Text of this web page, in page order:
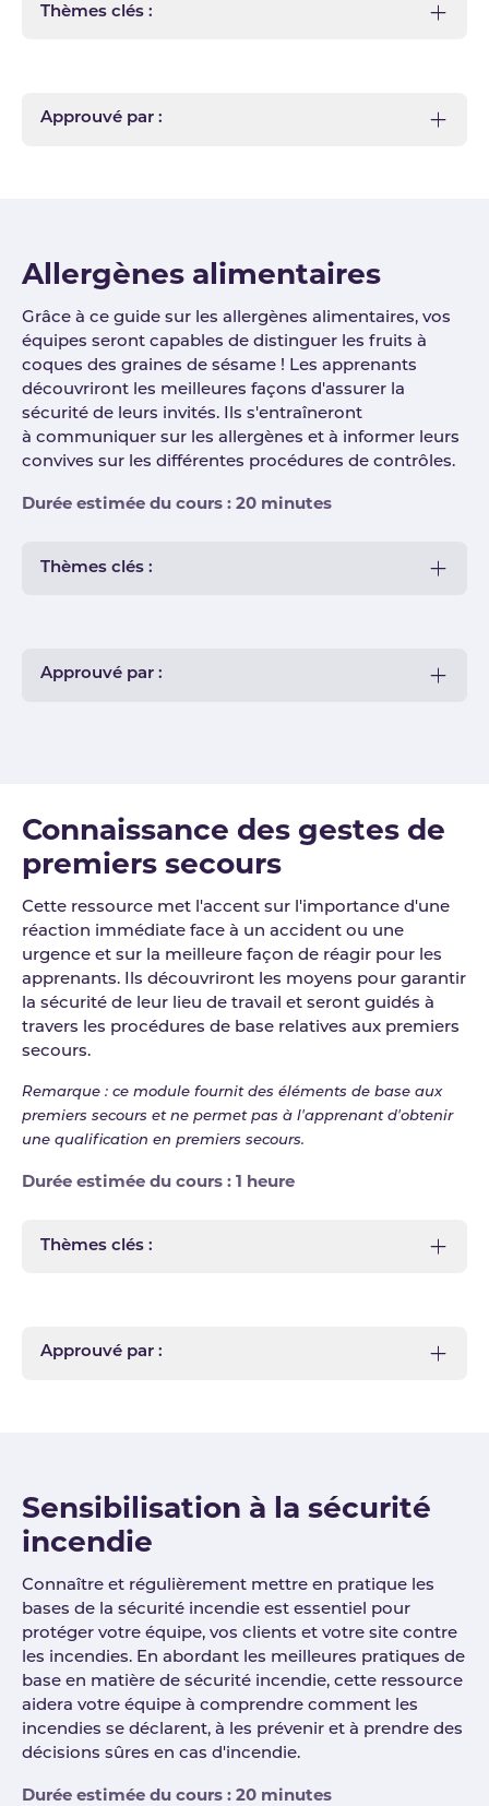
Thèmes clés :
Approuvé par :
Allergènes alimentaires
Grâce à ce guide sur les allergènes alimentaires, vos
équipes seront capables de distinguer les fruits à
coques des graines de sésame ! Les apprenants
découvriront les meilleures façons d'assurer la
sécurité de leurs invités. Ils s'entraîneront
à communiquer sur les allergènes et à informer leurs
convives sur les différentes procédures de contrôles.
Durée estimée du cours : 20 minutes
Thèmes clés :
Approuvé par :
Connaissance des gestes de
premiers secours
Cette ressource met l'accent sur l'importance d'une
réaction immédiate face à un accident ou une
urgence et sur la meilleure façon de réagir pour les
apprenants. Ils découvriront les moyens pour garantir
la sécurité de leur lieu de travail et seront guidés à
travers les procédures de base relatives aux premiers
secours.
Remarque : ce module fournit des éléments de base aux
premiers secours et ne permet pas à l'apprenant d'obtenir
une qualification en premiers secours.
Durée estimée du cours : 1 heure
Thèmes clés :
Approuvé par :
Sensibilisation à la sécurité
incendie
Connaître et régulièrement mettre en pratique les
bases de la sécurité incendie est essentiel pour
protéger votre équipe, vos clients et votre site contre
les incendies. En abordant les meilleures pratiques de
base en matière de sécurité incendie, cette ressource
aidera votre équipe à comprendre comment les
incendies se déclarent, à les prévenir et à prendre des
décisions sûres en cas d'incendie.
Durée estimée du cours : 20 minutes